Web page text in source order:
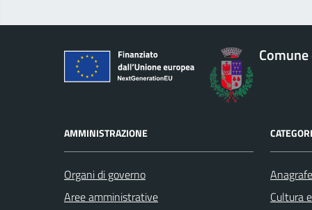
AMMINISTRAZIONE
Organi di governo
Aree amministrative
Cultura